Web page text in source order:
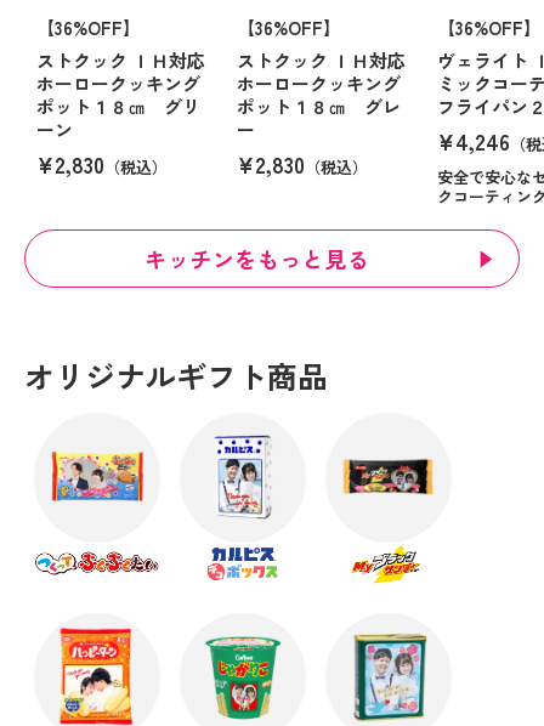
【36%OFF】
ストクック ＩＨ対応
ホーロークッキング
ポット１８㎝ グリ
ーン
¥2,830 （税込）
【36%OFF】
ストクック ＩＨ対応
ホーロークッキング
ポット１８㎝ グレ
ー
¥2,830 （税込）
【36%OFF】
ヴェライト
ミックコー
フライパン
¥4,246 （
安全で安心な
クコーティン
キッチンをもっと見る
オリジナルギフト商品